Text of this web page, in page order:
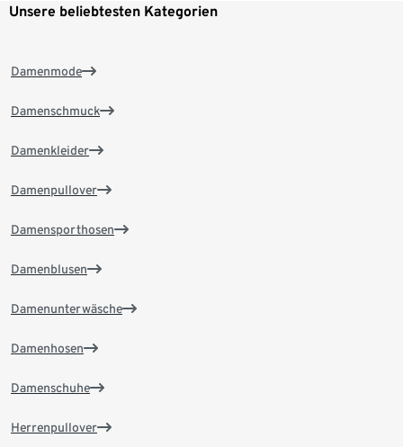
Unsere beliebtesten Kategorien
Damenmode
Damenschmuck
Damenkleider
Damenpullover
Damensporthosen
Damenblusen
Damenunterwäsche
Damenhosen
Damenschuhe
Herrenpullover